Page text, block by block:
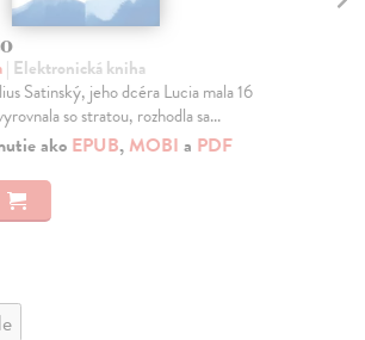
za dverami
| Elektronická kniha
dialógov Lasicu a Satinského,
jednotlivých častí Ktosi je za dveram...
akoPDF